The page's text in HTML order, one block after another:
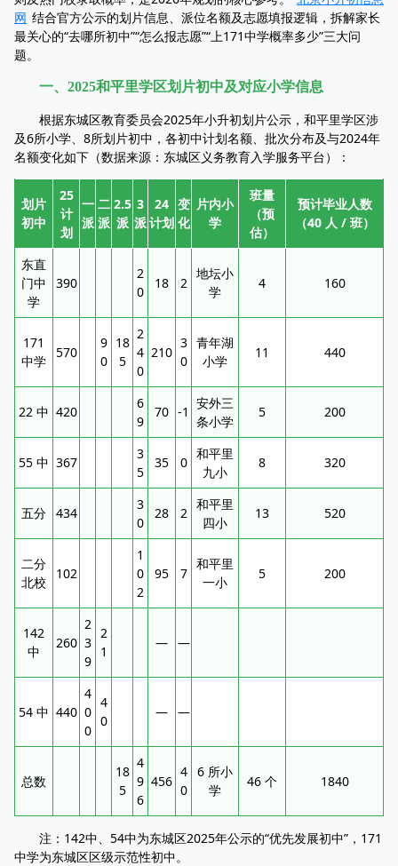
网 结合官方公示的划片信息、派位名额及志愿填报逻辑，拆解家长
最关心的“去哪所初中”“怎么报志愿”“上171中学概率多少”三大问
题。
一、2025和平里学区划片初中及对应小学信息​
根据东城区教育委员会2025年小升初划片公示，和平里学区涉
及6所小学、8所划片初中，各初中计划名额、批次分布及与2024年
名额变化如下（数据来源：东城区义务教育入学服务平台）：​​
划片
初中
25
计
划
一
派
二
派
2.5
派
3
派
24
计划
变
化
片内小
学
班量
（预
估）
预计毕业人数
（40 人 / 班）
东直
门中
学
390
2
0
18 2
地坛小
学
4 160
171
中学
570
9
0
18
5
2
4
0
210
3
0
青年湖
小学
11 440
22 中 420
6
9
70 -1
安外三
条小学
5 200
55 中 367
3
5
35 0
和平里
九小
8 320
五分 434
3
0
28 2
和平里
四小
13 520
二分
北校
102
1
0
2
95 7
和平里
一小
5 200
142
中
260
2
3
9
2
1
— —
54 中 440
4
0
0
4
0
— —
总数
18
5
4
9
6
456
4
0
6 所小
学
46 个 1840
​注：142中、54中为东城区2025年公示的“优先发展初中”，171
中学为东城区区级示范性初中。​